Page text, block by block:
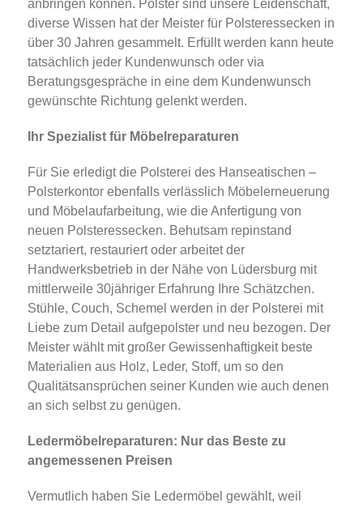
anbringen können. Polster sind unsere Leidenschaft,
diverse Wissen hat der Meister für Polsteressecken in
über 30 Jahren gesammelt. Erfüllt werden kann heute
tatsächlich jeder Kundenwunsch oder via
Beratungsgespräche in eine dem Kundenwunsch
gewünschte Richtung gelenkt werden.
Ihr Spezialist für Möbelreparaturen
Für Sie erledigt die Polsterei des Hanseatischen –
Polsterkontor ebenfalls verlässlich Möbelerneuerung
und Möbelaufarbeitung, wie die Anfertigung von
neuen Polsteressecken. Behutsam repinstand
setztariert, restauriert oder arbeitet der
Handwerksbetrieb in der Nähe von Lüdersburg mit
mittlerweile 30jähriger Erfahrung Ihre Schätzchen.
Stühle, Couch, Schemel werden in der Polsterei mit
Liebe zum Detail aufgepolster und neu bezogen. Der
Meister wählt mit großer Gewissenhaftigkeit beste
Materialien aus Holz, Leder, Stoff, um so den
Qualitätsansprüchen seiner Kunden wie auch denen
an sich selbst zu genügen.
Ledermöbelreparaturen: Nur das Beste zu
angemessenen Preisen
Vermutlich haben Sie Ledermöbel gewählt, weil